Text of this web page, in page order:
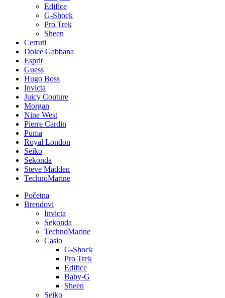
Edifice
G-Shock
Pro Trek
Sheen
Cerruti
Dolce Gabbana
Esprit
Guess
Hugo Boss
Invicta
Juicy Couture
Morgan
Nine West
Pierre Cardin
Puma
Royal London
Seiko
Sekonda
Steve Madden
TechnoMarine
Početna
Brendovi
Invicta
Sekonda
TechnoMarine
Casio
G-Shock
Pro Trek
Edifice
Baby-G
Sheen
Seiko